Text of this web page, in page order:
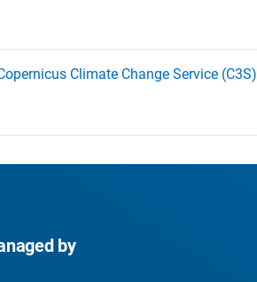
Climate Change Service (C3S)
by